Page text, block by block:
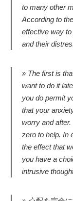
to many other
According to
effective way
and their
The first is
want to do it
you do permit
that your
worry and
zero to help. In
the effect that
you have a
intrusive